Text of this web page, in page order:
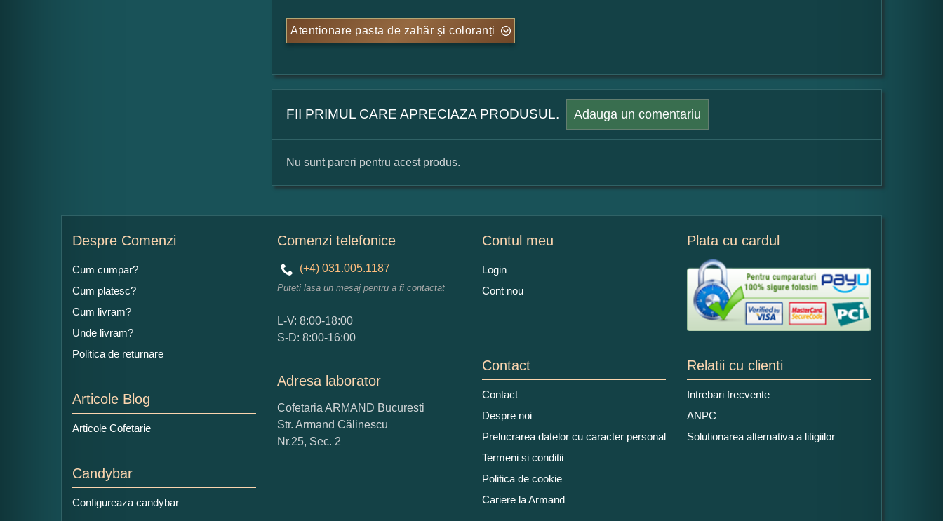
Atentionare pasta de zahăr și coloranți
FII PRIMUL CARE APRECIAZA PRODUSUL. Adauga un comentariu
Numele dumneavoastra:
Adaugati o parere despre acest produs:
Ce nota acordati acestui produs?
1 2 3
Nu tocmai bun
Nu sunt pareri pentru acest produs.
Despre Comenzi
Cum cumpar?
Cum platesc?
Cum livram?
Unde livram?
Politica de returnare
Articole Blog
Articole Cofetarie
Candybar
Configureaza candybar
Comenzi telefonice
(+4) 031.005.1187
Puteti lasa un mesaj pentru a fi contactat
L-V: 8:00-18:00
S-D: 8:00-16:00
Adresa laborator
Cofetaria ARMAND Bucuresti
Str. Armand Călinescu
Nr.25, Sec. 2
Contul meu
Login
Cont nou
Plata cu cardul
Contact
Contact
Despre noi
Prelucrarea datelor cu caracter personal
Termeni si conditii
Politica de cookie
Cariere la Armand
Relatii cu clienti
Intrebari frecvente
ANPC
Solutionarea alternativa a litigiilor